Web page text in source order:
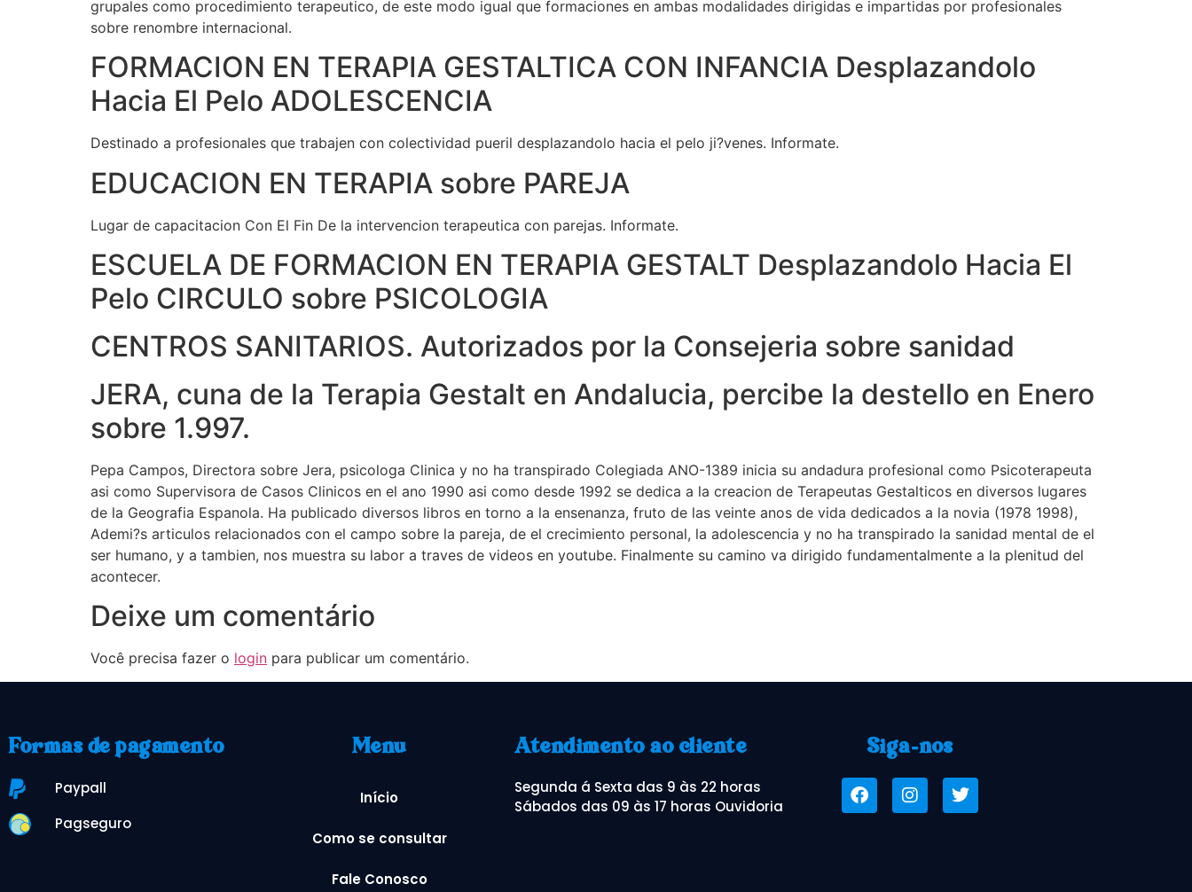
grupales como procedimiento terapeutico, de este modo igual que formaciones en ambas modalidades dirigidas e impartidas por profesionales
sobre renombre internacional.
FORMACION EN TERAPIA GESTALTICA CON INFANCIA Desplazandolo
Hacia El Pelo ADOLESCENCIA
Destinado a profesionales que trabajen con colectividad pueril desplazandolo hacia el pelo ji?venes. Informate.
EDUCACION EN TERAPIA sobre PAREJA
Lugar de capacitacion Con El Fin De la intervencion terapeutica con parejas. Informate.
ESCUELA DE FORMACION EN TERAPIA GESTALT Desplazandolo Hacia El
Pelo CIRCULO sobre PSICOLOGIA
CENTROS SANITARIOS. Autorizados por la Consejeria sobre sanidad
JERA, cuna de la Terapia Gestalt en Andalucia, percibe la destello en Enero
sobre 1.997.
Pepa Campos, Directora sobre Jera, psicologa Clinica y no ha transpirado Colegiada ANO-1389 inicia su andadura profesional como Psicoterapeuta
asi como Supervisora de Casos Clinicos en el ano 1990 asi como desde 1992 se dedica a la creacion de Terapeutas Gestalticos en diversos lugares
de la Geografia Espanola. Ha publicado diversos libros en torno a la ensenanza, fruto de las veinte anos de vida dedicados a la novia (1978 1998),
Ademi?s articulos relacionados con el campo sobre la pareja, de el crecimiento personal, la adolescencia y no ha transpirado la sanidad mental de el
ser humano, y a tambien, nos muestra su labor a traves de videos en youtube. Finalmente su camino va dirigido fundamentalmente a la plenitud del
acontecer.
Deixe um comentário
Você precisa fazer o login para publicar um comentário.
Formas de pagamento
Paypall
Pagseguro
Menu
Início
Como se consultar
Fale Conosco
Atendimento ao cliente
Segunda á Sexta das 9 às 22 horas
Sábados das 09 às 17 horas Ouvidoria
Siga-nos